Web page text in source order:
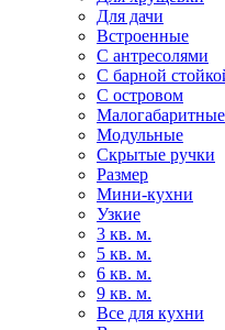
Для дачи
Встроенные
С антресолями
С барной
С островом
Малогабаритные
Модульные
Скрытые ручки
Размер
Мини-кухни
Узкие
3 кв. м.
5 кв. м.
6 кв. м.
9 кв. м.
Все для кухни